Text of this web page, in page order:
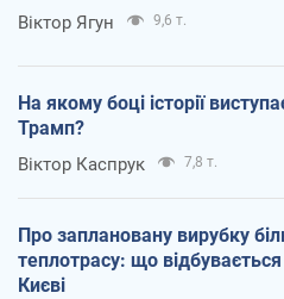
Віктор Ягун 9,6 т.
На якому боці історії
Трамп?
Віктор Каспрук 7,8 т.
Про заплановану вирубку
теплотрасу: що
Києві